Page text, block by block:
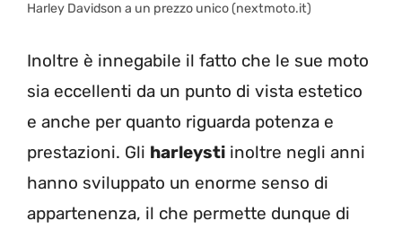
Harley Davidson a un prezzo unico (nextmoto.it)
Inoltre è innegabile il fatto che le sue moto
sia eccellenti da un punto di vista estetico
e anche per quanto riguarda potenza e
prestazioni. Gli harleysti inoltre negli anni
hanno sviluppato un enorme senso di
appartenenza, il che permette dunque di